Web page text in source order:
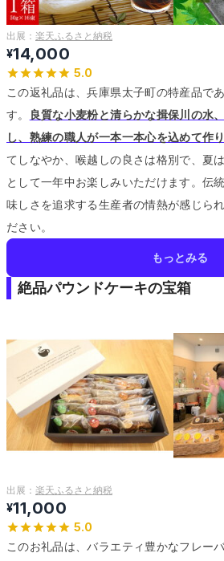
出展： 楽天ふるさと納税
¥14,000
5.0
この返礼品は、兵庫県太子町の特産品で
す。
良質な小麦粉と清らかな揖保川の水
し、熟練の職人が一本一本心を込めて作
てしなやか、喉越しの良さは格別で、夏
として一年中お楽しみいただけます。 伝
味しさを追求する生産者の情熱が感じら
ださい。
もっとみる
絶品パウンドケーキの宝箱
出展： 楽天ふるさと納税
¥11,000
5.0
このお礼品は、バラエティ豊かなフレー